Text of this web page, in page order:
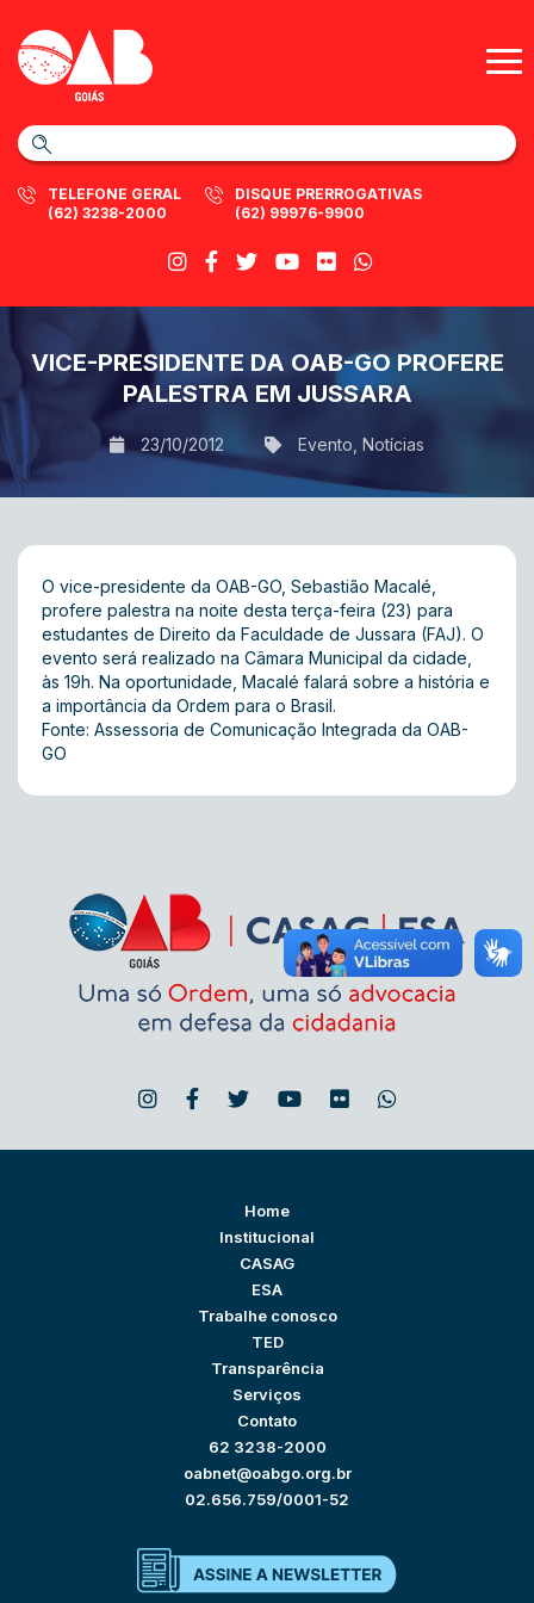
TELEFONE GERAL
(62) 3238-2000
DISQUE PRERROGATIVAS
(62) 99976-9900
VICE-PRESIDENTE DA OAB-GO PROFERE
PALESTRA EM JUSSARA
23/10/2012 Evento Notícias
O vice-presidente da OAB-GO, Sebastião Macalé,
profere palestra na noite desta terça-feira (23) para
estudantes de Direito da Faculdade de Jussara (FAJ). O
evento será realizado na Câmara Municipal da cidade,
às 19h. Na oportunidade, Macalé falará sobre a história e
a importância da Ordem para o Brasil.
Fonte: Assessoria de Comunicação Integrada da OAB-
GO
Home
Institucional
CASAG
ESA
Trabalhe conosco
TED
Transparência
Serviços
Contato
62 3238-2000
oabnet@oabgo.org.br
02.656.759/0001-52